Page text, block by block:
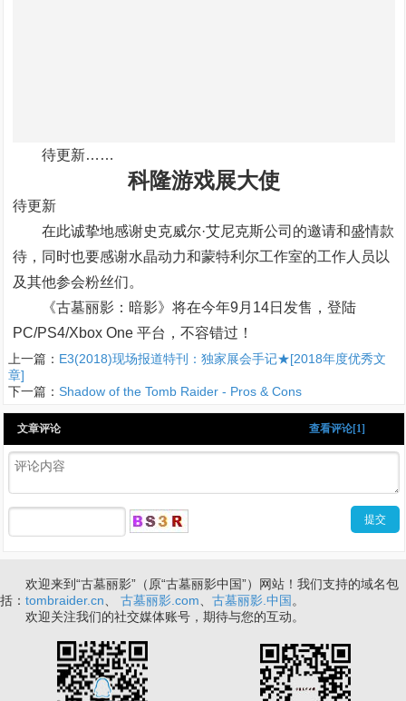
待更新……
科隆游戏展大使
待更新
在此诚挚地感谢史克威尔·艾尼克斯公司的邀请和盛情款
待，同时也要感谢水晶动力和蒙特利尔工作室的工作人员以
及其他参会粉丝们。
《古墓丽影：暗影》将在今年9月14日发售，登陆
PC/PS4/Xbox One 平台，不容错过！
上一篇： E3(2018)现场报道特刊：独家展会手记★[2018年度优秀文
章]
下一篇： Shadow of the Tomb Raider - Pros & Cons
查看评论[1]
文章评论
欢迎来到“古墓丽影”（原“古墓丽影中国”）网站！我们支持的域名包
括： tombraider.cn 古墓丽影.com 古墓丽影.中国 。
欢迎关注我们的社交媒体账号，期待与您的互动。